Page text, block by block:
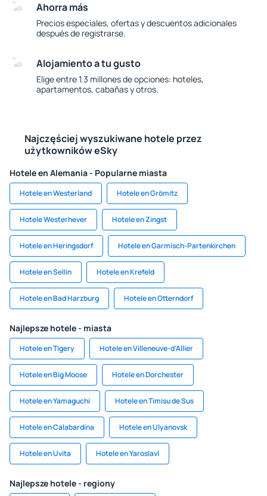
Ahorra más
Precios especiales, ofertas y descuentos adicionales
después de registrarse.
Alojamiento a tu gusto
Elige entre 1.3 millones de opciones: hoteles,
apartamentos, cabañas y otros.
Najczęściej wyszukiwane hotele przez
użytkowników eSky
Hotele en Alemania - Popularne miasta
Hotele en Westerland Hotele en Grömitz
Hotele Westerhever Hotele en Zingst
Hotele en Heringsdorf Hotele en Garmisch-Partenkirchen
Hotele en Sellin Hotele en Krefeld
Hotele en Bad Harzburg Hotele en Otterndorf
Najlepsze hotele - miasta
Hotele en Tigery Hotele en Villeneuve-d'Allier
Hotele en Big Moose Hotele en Dorchester
Hotele en Yamaguchi Hotele en Timisu de Sus
Hotele en Calabardina Hotele en Ulyanovsk
Hotele en Uvita Hotele en Yaroslavl
Najlepsze hotele - regiony